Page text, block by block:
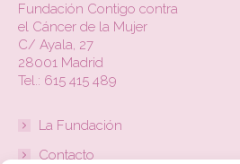
Fundación Contigo contra
el Cáncer de la Mujer
C/ Ayala, 27
28001 Madrid
Tel.: 615 415 489
La Fundación
Contacto